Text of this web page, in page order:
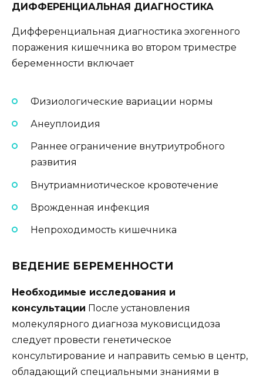
ДИФФЕРЕНЦИАЛЬНАЯ ДИАГНОСТИКА
Дифференциальная диагностика эхогенного
поражения кишечника во втором триместре
беременности включает
Физиологические вариации нормы
Анеуплоидия
Раннее ограничение внутриутробного
развития
Внутриамниотическое кровотечение
Врожденная инфекция
Непроходимость кишечника
ВЕДЕНИЕ БЕРЕМЕННОСТИ
Необходимые исследования и
консультации После установления
молекулярного диагноза муковисцидоза
следует провести генетическое
консультирование и направить семью в центр,
обладающий специальными знаниями в